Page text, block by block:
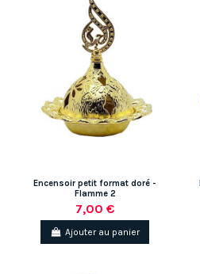
Encensoir petit format doré -
Flamme 2
7,00 €
Ajouter au panier